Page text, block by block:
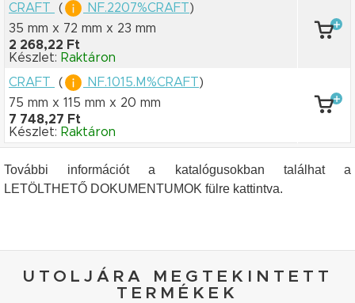
CRAFT ( NF.2207%CRAFT)
35 mm x 72 mm x 23 mm
2 268,22 Ft
Készlet: Raktáron
CRAFT
( NF.1015.M%CRAFT)
75 mm x 115 mm x 20 mm
7 748,27 Ft
Készlet: Raktáron
További információt a katalógusokban találhat a
LETÖLTHETŐ DOKUMENTUMOK fülre kattintva.
UTOLJÁRA MEGTEKINTETT
TERMÉKEK